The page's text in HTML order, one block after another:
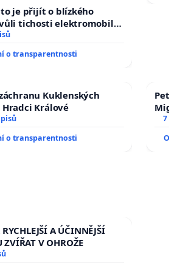
auta!
je přijít o blízkého
tichosti elektromobilů,
až přibydou další,
o transparentnosti
Kuklenských
Králové
o transparentnosti
RYCHLEJŠÍ A ÚČINNĚJŠÍ
ZVÍŘAT V OHROŽE